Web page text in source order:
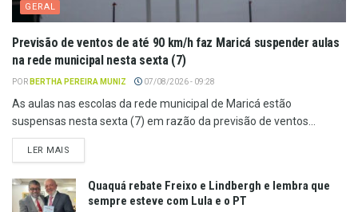
GERAL
Previsão de ventos de até 90 km/h faz Maricá suspender aulas
na rede municipal nesta sexta (7)
POR BERTHA PEREIRA MUNIZ 07/08/2026 - 09:28
As aulas nas escolas da rede municipal de Maricá estão
suspensas nesta sexta (7) em razão da previsão de ventos...
LER MAIS
Quaquá rebate Freixo e Lindbergh e lembra que
sempre esteve com Lula e o PT